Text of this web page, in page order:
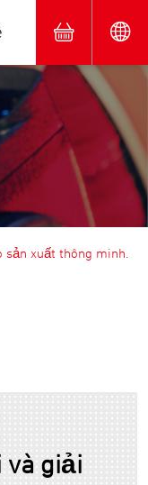
xuất thông minh.
và giải